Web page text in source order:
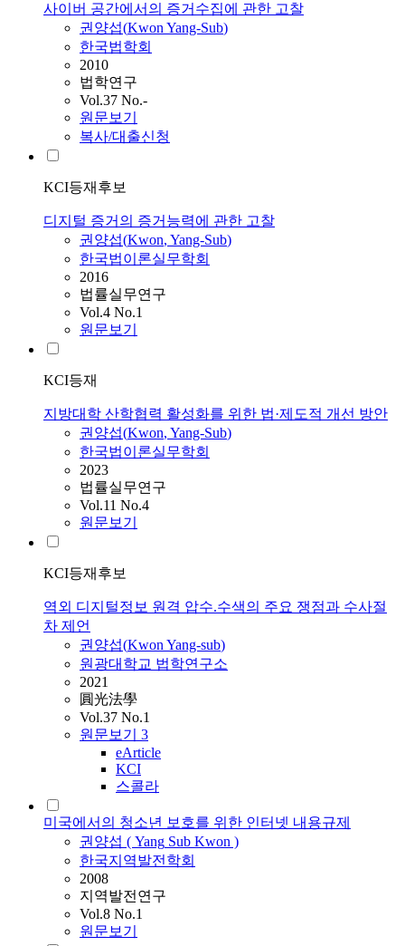
사이버 공간에서의 증거수집에 관한 고찰
권양섭(KwonYang-Sub)
한국법학회
2010
법학연구
Vol.37 No.-
원문보기
복사/대출신청
KCI등재후보
디지털 증거의 증거능력에 관한 고찰
권양섭(Kwon, Yang-Sub)
한국법이론실무학회
2016
법률실무연구
Vol.4 No.1
원문보기
KCI등재
지방대학 산학협력 활성화를 위한 법·제도적 개선 방안
권양섭(Kwon, Yang-Sub)
한국법이론실무학회
2023
법률실무연구
Vol.11 No.4
원문보기
KCI등재후보
역외 디지털정보 원격 압수.수색의 주요 쟁점과 수사절
차 제언
권양섭(KwonYang-sub)
원광대학교 법학연구소
2021
圓光法學
Vol.37 No.1
원문보기 3
eArticle
KCI
스콜라
미국에서의 청소년 보호를 위한 인터넷 내용규제
권양섭 ( Yang Sub Kwon )
한국지역발전학회
2008
지역발전연구
Vol.8 No.1
원문보기